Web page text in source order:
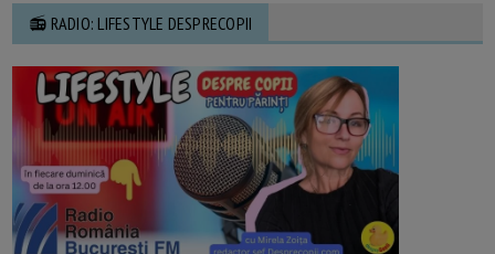
📻 RADIO: LIFESTYLE DESPRECOPII